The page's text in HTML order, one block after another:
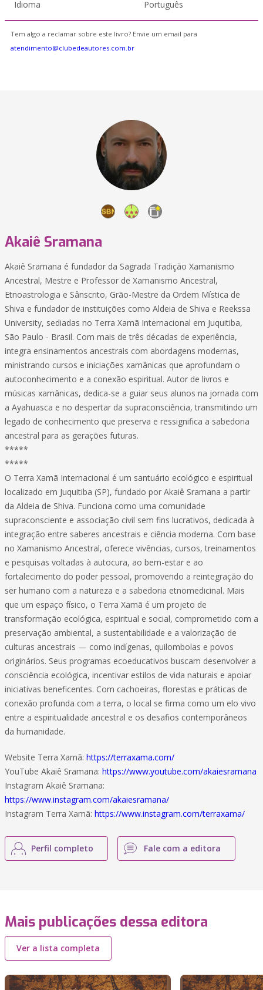
Idioma Português
Tem algo a reclamar sobre este livro? Envie um email para
atendimento@clubedeautores.com.br
Akaiê Sramana
Akaiê Sramana é fundador da Sagrada Tradição Xamanismo
Ancestral, Mestre e Professor de Xamanismo Ancestral,
Etnoastrologia e Sânscrito, Grão-Mestre da Ordem Mística de
Shiva e fundador de instituições como Aldeia de Shiva e Reekssa
University, sediadas no Terra Xamã Internacional em Juquitiba,
São Paulo - Brasil. Com mais de três décadas de experiência,
integra ensinamentos ancestrais com abordagens modernas,
ministrando cursos e iniciações xamânicas que aprofundam o
autoconhecimento e a conexão espiritual. Autor de livros e
músicas xamânicas, dedica-se a guiar seus alunos na jornada com
a Ayahuasca e no despertar da supraconsciência, transmitindo um
legado de conhecimento que preserva e ressignifica a sabedoria
ancestral para as gerações futuras.
*****
*****
O Terra Xamã Internacional é um santuário ecológico e espiritual
localizado em Juquitiba (SP), fundado por Akaiê Sramana a partir
da Aldeia de Shiva. Funciona como uma comunidade
supraconsciente e associação civil sem fins lucrativos, dedicada à
integração entre saberes ancestrais e ciência moderna. Com base
no Xamanismo Ancestral, oferece vivências, cursos, treinamentos
e pesquisas voltadas à autocura, ao bem-estar e ao
fortalecimento do poder pessoal, promovendo a reintegração do
ser humano com a natureza e a sabedoria etnomedicinal. Mais
que um espaço físico, o Terra Xamã é um projeto de
transformação ecológica, espiritual e social, comprometido com a
preservação ambiental, a sustentabilidade e a valorização de
culturas ancestrais — como indígenas, quilombolas e povos
originários. Seus programas ecoeducativos buscam desenvolver a
consciência ecológica, incentivar estilos de vida naturais e apoiar
iniciativas beneficentes. Com cachoeiras, florestas e práticas de
conexão profunda com a terra, o local se firma como um elo vivo
entre a espiritualidade ancestral e os desafios contemporâneos
da humanidade.
Website Terra Xamã: https://terraxama.com/
YouTube Akaiê Sramana: https://www.youtube.com/akaiesramana
Instagram Akaiê Sramana:
https://www.instagram.com/akaiesramana/
Instagram Terra Xamã: https://www.instagram.com/terraxama/
Perfil completo Fale com a editora
Mais publicações dessa editora
Ver a lista completa